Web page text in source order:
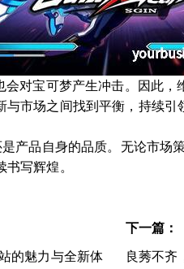
对宝可梦产生冲击。因此
市场之间找到平衡，持续引
产品自身的品质。无论市
写辉煌。
的魅力与全新体
下一篇：
良莠不齐